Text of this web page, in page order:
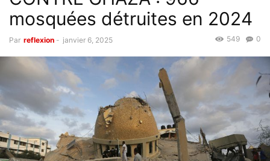
mosquées détruites en 2024
Par reflexion - janvier 6, 2025 0
549